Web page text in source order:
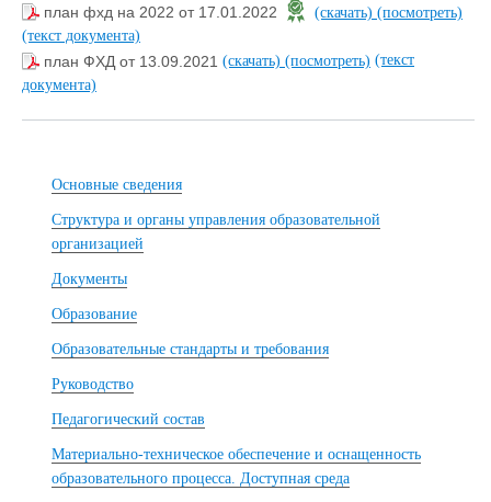
план фхд на 2022 от 17.01.2022 (скачать) (посмотреть)
(текст документа)
план ФХД от 13.09.2021 (скачать) (посмотреть) (текст
документа)
Основные сведения
Структура и органы управления образовательной
организацией
Документы
Образование
Образовательные стандарты и требования
Руководство
Педагогический состав
Материально-техническое обеспечение и оснащенность
образовательного процесса. Доступная среда